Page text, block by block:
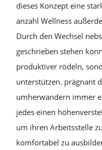
dieses Konzept eine
anzahl Wellness
Durch den Wechsel
geschrieben stehen
produktiver rödeln,
unterstützen. prägnant
umherwandern immer
jedes einen
um ihren Arbeitsstelle
komfortabel zu